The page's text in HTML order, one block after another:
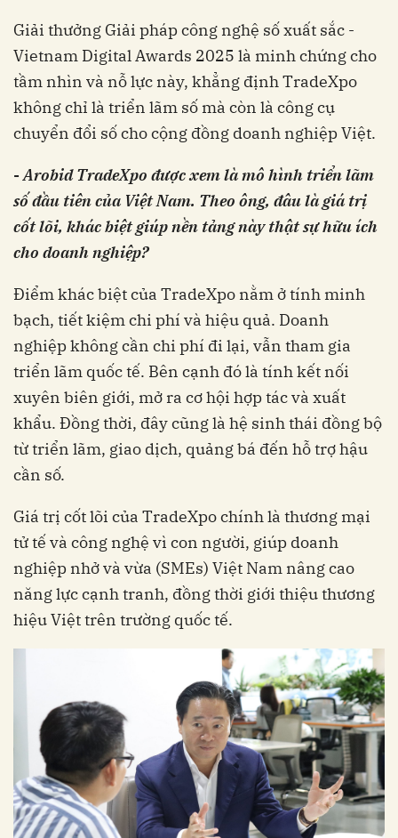
Giải thưởng Giải pháp công nghệ số xuất sắc -
Vietnam Digital Awards 2025 là minh chứng cho
tầm nhìn và nỗ lực này, khẳng định TradeXpo
không chỉ là triển lãm số mà còn là công cụ
chuyển đổi số cho cộng đồng doanh nghiệp Việt.
-Arobid TradeXpo được xem là mô hình triển lãm
số đầu tiên của Việt Nam. Theo ông, đâu là giá trị
cốt lõi, khác biệt giúp nền tảng này thật sự hữu ích
cho doanh nghiệp?
Điểm khác biệt của TradeXpo nằm ở tính minh
bạch, tiết kiệm chi phí và hiệu quả. Doanh
nghiệp không cần chi phí đi lại, vẫn tham gia
triển lãm quốc tế. Bên cạnh đó là tính kết nối
xuyên biên giới, mở ra cơ hội hợp tác và xuất
khẩu. Đồng thời, đây cũng là hệ sinh thái đồng bộ
từ triển lãm, giao dịch, quảng bá đến hỗ trợ hậu
cần số.
Giá trị cốt lõi của TradeXpo chính là thương mại
tử tế và công nghệ vì con người, giúp doanh
nghiệp nhở và vừa (SMEs) Việt Nam nâng cao
năng lực cạnh tranh, đồng thời giới thiệu thương
hiệu Việt trên trường quốc tế.